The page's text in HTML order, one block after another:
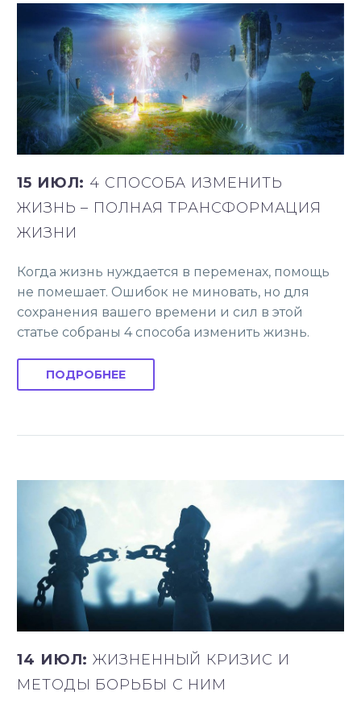
15 ИЮЛ: 4 СПОСОБА ИЗМЕНИТЬ
ЖИЗНЬ – ПОЛНАЯ ТРАНСФОРМАЦИЯ
ЖИЗНИ
Когда жизнь нуждается в переменах, помощь
не помешает. Ошибок не миновать, но для
сохранения вашего времени и сил в этой
статье собраны 4 способа изменить жизнь.
ПОДРОБНЕЕ
14 ИЮЛ:ЖИЗНЕННЫЙ КРИЗИС И
МЕТОДЫ БОРЬБЫ С НИМ